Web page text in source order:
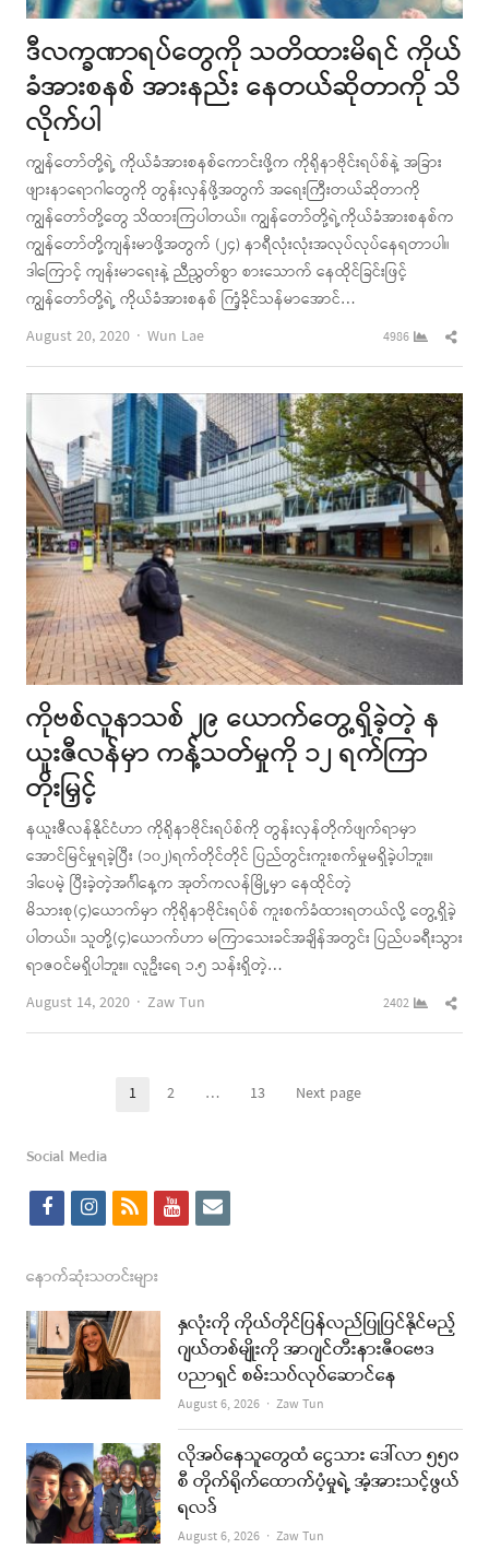
ဒီလက္ခဏာရပ်တွေကို သတိထားမိရင် ကိုယ်
ခံအားစနစ် အားနည်း နေတယ်ဆိုတာကို သိ
လိုက်ပါ
ကျွန်တော်တို့ရဲ့ ကိုယ်ခံအားစနစ်ကောင်းဖို့က ကိုရိုနာဗိုင်းရပ်စ်နဲ့ အခြား
ဖျားနာရောဂါတွေကို တွန်းလှန်ဖို့အတွက် အရေးကြီးတယ်ဆိုတာကို
ကျွန်တော်တို့တွေ သိထားကြပါတယ်။ ကျွန်တော်တို့ရဲ့ကိုယ်ခံအားစနစ်က
ကျွန်တော်တို့ကျန်းမာဖို့အတွက် (၂၄) နာရီလုံးလုံးအလုပ်လုပ်နေရတာပါ။
ဒါကြောင့် ကျန်းမာရေးနဲ့ ညီညွှတ်စွာ စားသောက် နေထိုင်ခြင်းဖြင့်
ကျွန်တော်တို့ရဲ့ ကိုယ်ခံအားစနစ် ကြံ့ခိုင်သန်မာအောင်…
August 20, 2020
Author
Wun Lae 4986
ကိုဗစ်လူနာသစ် ၂၉ ယောက်တွေ့ရှိခဲ့တဲ့ န
ယူးဇီလန်မှာ ကန့်သတ်မှုကို ၁၂ ရက်ကြာ
တိုးမြှင့်
နယူးဇီလန်နိုင်ငံဟာ ကိုရိုနာဗိုင်းရပ်စ်ကို တွန်းလှန်တိုက်ဖျက်ရာမှာ
အောင်မြင်မှုရခဲ့ပြီး (၁၀၂)ရက်တိုင်တိုင် ပြည်တွင်းကူးစက်မှုမရှိခဲ့ပါဘူး။
ဒါပေမဲ့ ပြီးခဲ့တဲ့အင်္ဂါနေ့က အုတ်ကလန်မြို့မှာ နေထိုင်တဲ့
မိသားစု(၄)ယောက်မှာ ကိုရိုနာဗိုင်းရပ်စ် ကူးစက်ခံထားရတယ်လို့ တွေ့ရှိခဲ့
ပါတယ်။ သူတို့(၄)ယောက်ဟာ မကြာသေးခင်အချိန်အတွင်း ပြည်ပခရီးသွား
ရာဇဝင်မရှိပါဘူး။ လူဦးရေ ၁.၅ သန်းရှိတဲ့…
August 14, 2020
Author
Zaw Tun 2402
Page
1 Page
2 … Page
13 Next page
Social Media
f
c
e
b
o
k
i
s
t
a
g
a
m
r
s
y
t
u
b
e
e
i
l
နောက်ဆုံးသတင်းများ
နှလုံးကို ကိုယ်တိုင်ပြန်လည်ပြုပြင်နိုင်မည့်
ဂျယ်တစ်မျိုးကို အာဂျင်တီးနားဇီဝဗေဒ
ပညာရှင် စမ်းသပ်လုပ်ဆောင်နေ
August 6, 2026 Author
Zaw Tun
လိုအပ်နေသူတွေထံ ငွေသား ဒေါ်လာ ၅၅၀
စီ တိုက်ရိုက်ထောက်ပံ့မှုရဲ့ အံ့အားသင့်ဖွယ်
ရလဒ်
August 6, 2026 Author
Zaw Tun